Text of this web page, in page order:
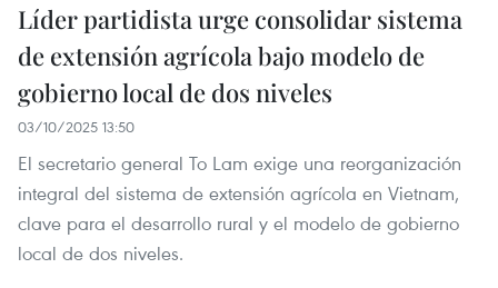
Líder partidista urge consolidar sistema
de extensión agrícola bajo modelo de
gobierno local de dos niveles
03/10/2025 13:50
El secretario general To Lam exige una reorganización
integral del sistema de extensión agrícola en Vietnam,
clave para el desarrollo rural y el modelo de gobierno
local de dos niveles.